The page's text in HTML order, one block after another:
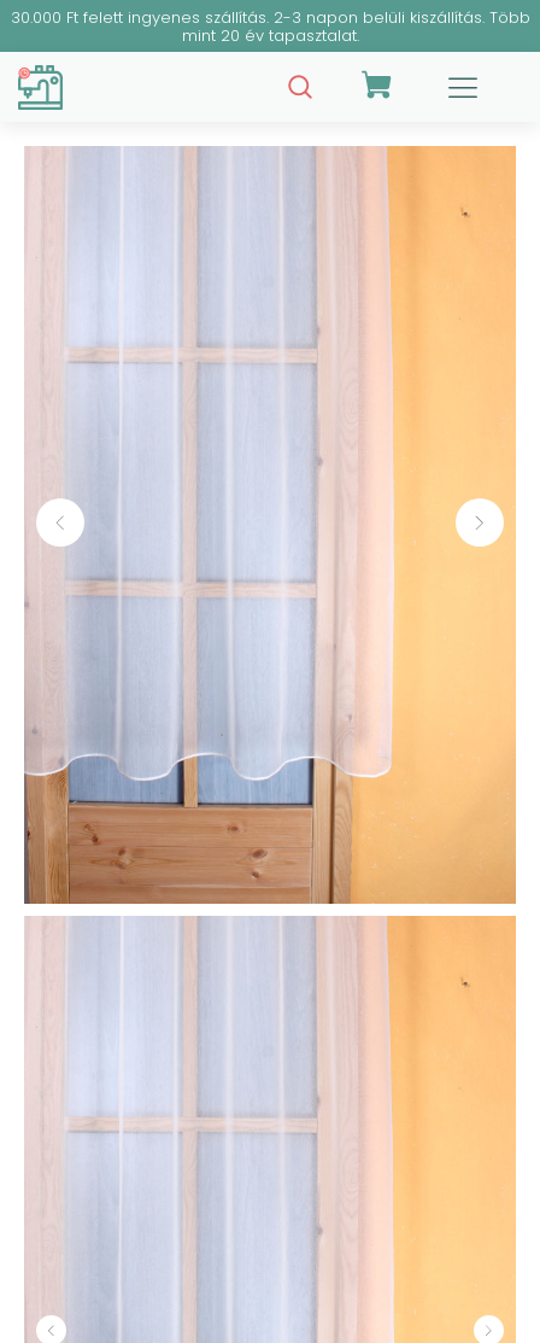
30.000 Ft felett ingyenes szállítás. 2-3 napon belüli kiszállítás. Több
mint 20 év tapasztalat.